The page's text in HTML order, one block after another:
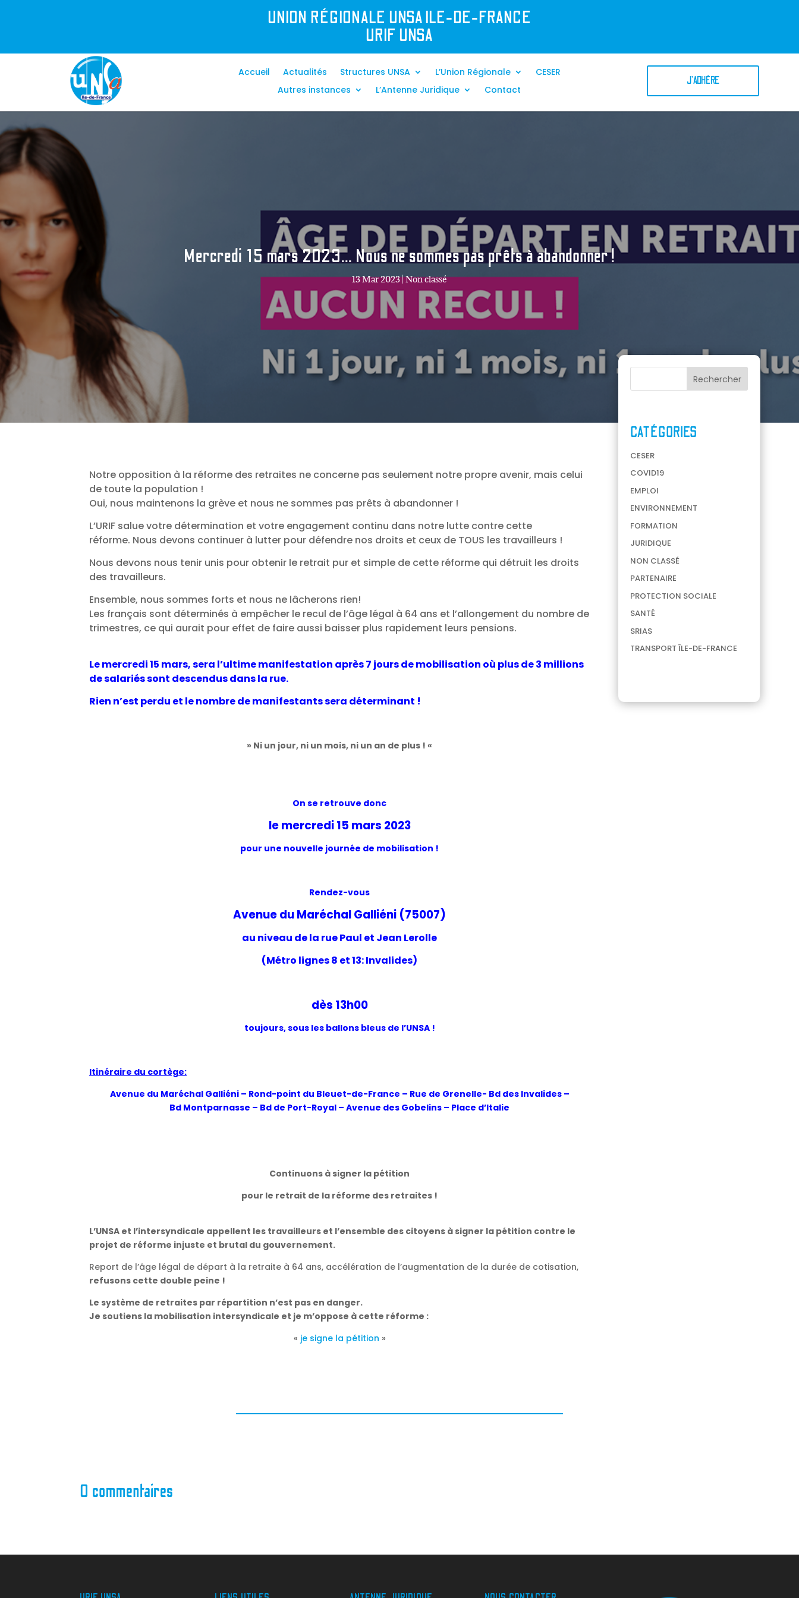
UNION RÉGIONALE UNSA ILE-DE-FRANCE
URIF UNSA
Accueil Actualités Structures UNSA L’Union Régionale
CESER
Autres instances
L’Antenne Juridique Contact
J'ADHÈRE
Mercredi 15 mars 2023… Nous ne sommes pas prêts à abandonner !
13 Mar 2023|Non classé
Notre opposition à la réforme des retraites ne concerne pas seulement notre propre avenir, mais celui
de toute la population !
Oui, nous maintenons la grève et nous ne sommes pas prêts à abandonner !
L’URIF salue votre détermination et votre engagement continu dans notre lutte contre cette
réforme. Nous devons continuer à lutter pour défendre nos droits et ceux de TOUS les travailleurs !
Nous devons nous tenir unis pour obtenir le retrait pur et simple de cette réforme qui détruit les droits
des travailleurs.
Ensemble, nous sommes forts et nous ne lâcherons rien!
Les français sont déterminés à empêcher le recul de l’âge légal à 64 ans et l’allongement du nombre de
trimestres, ce qui aurait pour effet de faire aussi baisser plus rapidement leurs pensions.
Le mercredi 15 mars, sera l’ultime manifestation après 7 jours de mobilisation où plus de 3 millions
de salariés sont descendus dans la rue.
Rien n’est perdu et le nombre de manifestants sera déterminant !
» Ni un jour, ni un mois, ni un an de plus ! «
On se retrouve donc
le mercredi 15 mars 2023
pour une nouvelle journée de mobilisation !
Rendez-vous
Avenue du Maréchal Galliéni (75007)
au niveau de la rue Paul et Jean Lerolle
(Métro lignes 8 et 13: Invalides)
dès 13h00
toujours, sous les ballons bleus de l’UNSA !
Itinéraire du cortège:
Avenue du Maréchal Galliéni – Rond-point du Bleuet-de-France – Rue de Grenelle- Bd des Invalides –
Bd Montparnasse – Bd de Port-Royal – Avenue des Gobelins – Place d’Italie
Continuons à signer la pétition
pour le retrait de la réforme des retraites !
L’UNSA et l’intersyndicale appellent les travailleurs et l’ensemble des citoyens à signer la pétition contre le
projet de réforme injuste et brutal du gouvernement.
Report de l’âge légal de départ à la retraite à 64 ans, accélération de l’augmentation de la durée de cotisation,
refusons cette double peine !
Le système de retraites par répartition n’est pas en danger.
Je soutiens la mobilisation intersyndicale et je m’oppose à cette réforme :
« je signe la pétition »
CATÉGORIES
CESER
COVID19
EMPLOI
ENVIRONNEMENT
FORMATION
JURIDIQUE
NON CLASSÉ
PARTENAIRE
PROTECTION SOCIALE
SANTÉ
SRIAS
TRANSPORT ÎLE-DE-FRANCE
0 commentaires